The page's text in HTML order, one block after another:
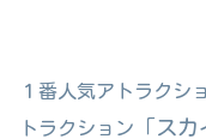
１番人気アトラクシ
トラクション
「ス